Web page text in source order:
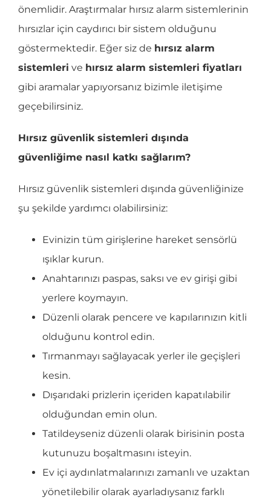
önemlidir. Araştırmalar hırsız alarm sistemlerinin
hırsızlar için caydırıcı bir sistem olduğunu
göstermektedir. Eğer siz de hırsız alarm
sistemleri ve hırsız alarm sistemleri fiyatları
gibi aramalar yapıyorsanız bizimle iletişime
geçebilirsiniz.
Hırsız güvenlik sistemleri dışında
güvenliğime nasıl katkı sağlarım?
Hırsız güvenlik sistemleri dışında güvenliğinize
şu şekilde yardımcı olabilirsiniz:
Evinizin tüm girişlerine hareket sensörlü
ışıklar kurun.
Anahtarınızı paspas, saksı ve ev girişi gibi
yerlere koymayın.
Düzenli olarak pencere ve kapılarınızın kitli
olduğunu kontrol edin.
Tırmanmayı sağlayacak yerler ile geçişleri
kesin.
Dışarıdaki prizlerin içeriden kapatılabilir
olduğundan emin olun.
Tatildeyseniz düzenli olarak birisinin posta
kutunuzu boşaltmasını isteyin.
Ev içi aydınlatmalarınızı zamanlı ve uzaktan
yönetilebilir olarak ayarladıysanız farklı